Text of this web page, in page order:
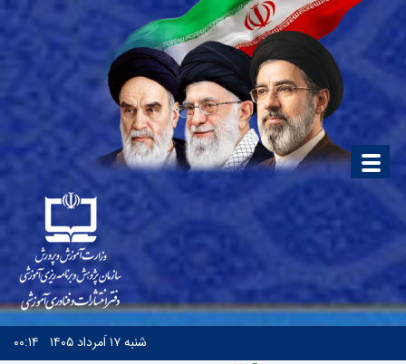
شنبه۱۷ اَمرداد ۱۴۰۵ ۰۰:۱۴